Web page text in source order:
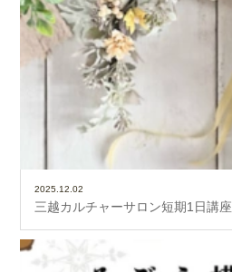
2025.12.02
三越カルチャーサロン短期1日講座